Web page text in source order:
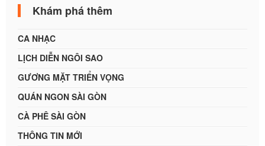
Khám phá thêm
CA NHẠC
LỊCH DIỄN NGÔI SAO
GƯƠNG MẶT TRIỂN VỌNG
QUÁN NGON SÀI GÒN
CÀ PHÊ SÀI GÒN
THÔNG TIN MỚI